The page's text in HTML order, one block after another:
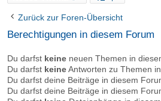
Zurück zur Foren-Übersicht
Berechtigungen in diesem Forum
Du darfst keine neuen Themen in
Du darfst keineAntworten zu Themen
Du darfst deine Beiträge in diesem
Du darfst deine Beiträge in diesem